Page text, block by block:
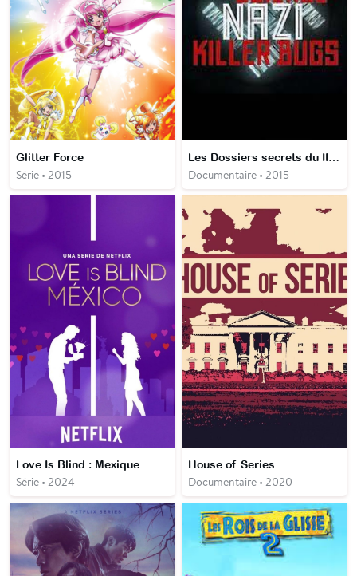
Glitter Force
Série • 2015
Les Dossiers secrets du IIIe Reich : L'armée biologique
Documentaire • 2015
Love Is Blind : Mexique
Série • 2024
House of Series
Documentaire • 2020